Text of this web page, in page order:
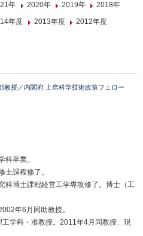
年 2020年 2019年
2018年
年度 2013年度
2012年度
教授／内閣府 上席科学技術政策フェロー
科卒業。
士課程修了。
科博士課程経営工学専攻修了。博士（工
年6月同助教授。
学科・准教授。2011年4月同教授、現